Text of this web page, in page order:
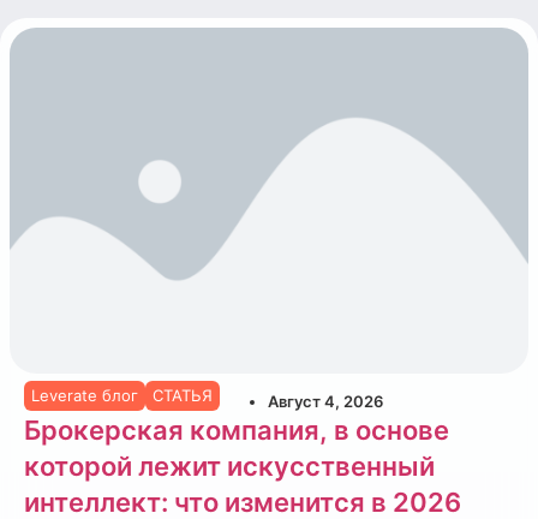
Leverate блог СТАТЬЯ Август 4, 2026
Брокерская компания, в основе
которой лежит искусственный
интеллект: что изменится в 2026